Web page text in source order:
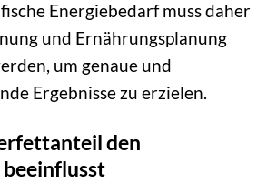
Energiebedarf muss daher
und Ernährungsplanung
um genaue und
Ergebnisse zu erzielen.
den